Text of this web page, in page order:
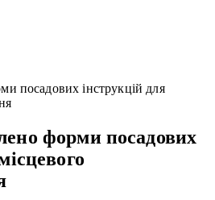
посадових інструкцій для
форми посадових